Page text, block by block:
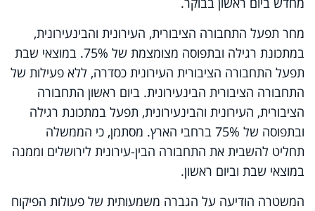
מחר תפעל התחבורה הציבורית, העירונית והבינעירונית,
במתכונת רגילה ובתפוסה מצומצמת של 75%. במוצאי שבת
תפעל התחבורה הציבורית העירונית כסדרה, ללא פעילות של
התחבורה הציבורית הבינעירונית. ביום ראשון התחבורה
הציבורית, העירונית והבינעירונית, תפעל במתכונת רגילה
ובתפוסה של 75% ברחבי הארץ. מסתמן, כי הממשלה
תחליט להשבית את התחבורה הבין-עירונית לירושלים וממנה
במוצאי שבת וביום ראשון.
המשטרה הודיעה על הגברה משמעותית של פעולות הפיקוח